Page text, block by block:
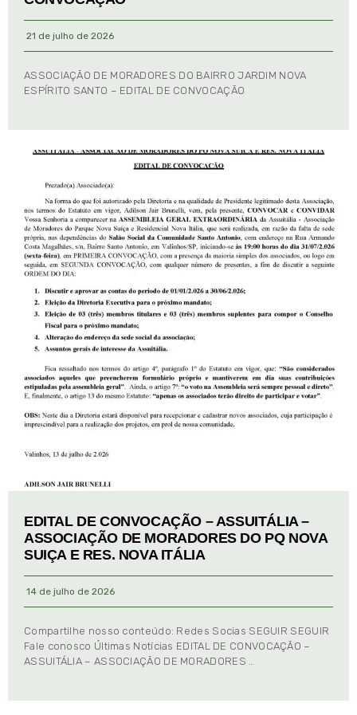
21 de julho de 2026
ASSOCIAÇÃO DE MORADORES DO BAIRRO JARDIM NOVA
ESPÍRITO SANTO – EDITAL DE CONVOCAÇÃO
EDITAL DE CONVOCAÇÃO – ASSUITÁLIA –
ASSOCIAÇÃO DE MORADORES DO PQ NOVA
SUIÇA E RES. NOVA ITÁLIA
14 de julho de 2026
Compartilhe nosso conteúdo: Redes Socias SEGUIR SEGUIR
Fale conosco Últimas Notícias EDITAL DE CONVOCAÇÃO –
ASSUITÁLIA – ASSOCIAÇÃO DE MORADORES …